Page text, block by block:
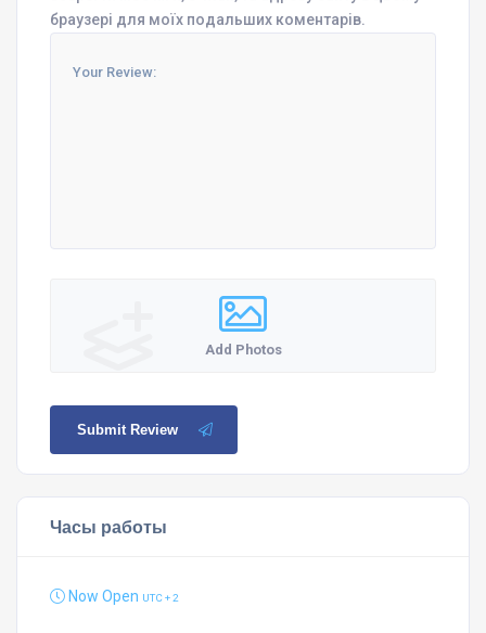
браузері для моїх подальших коментарів.
Add Photos
Submit Review
Часы работы
Now Open UTC + 2